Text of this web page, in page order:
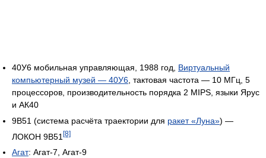
40У6 мобильная управляющая, 1988 год, Виртуальный
компьютерный музей — 40У6 , тактовая частота — 10 МГц, 5
процессоров, производительность порядка 2 MIPS, языки Ярус
и АК40
9В51 (система расчёта траектории для ракет «Луна») —
ЛОКОН 9В51 [8]
Агат: Агат-7, Агат-9